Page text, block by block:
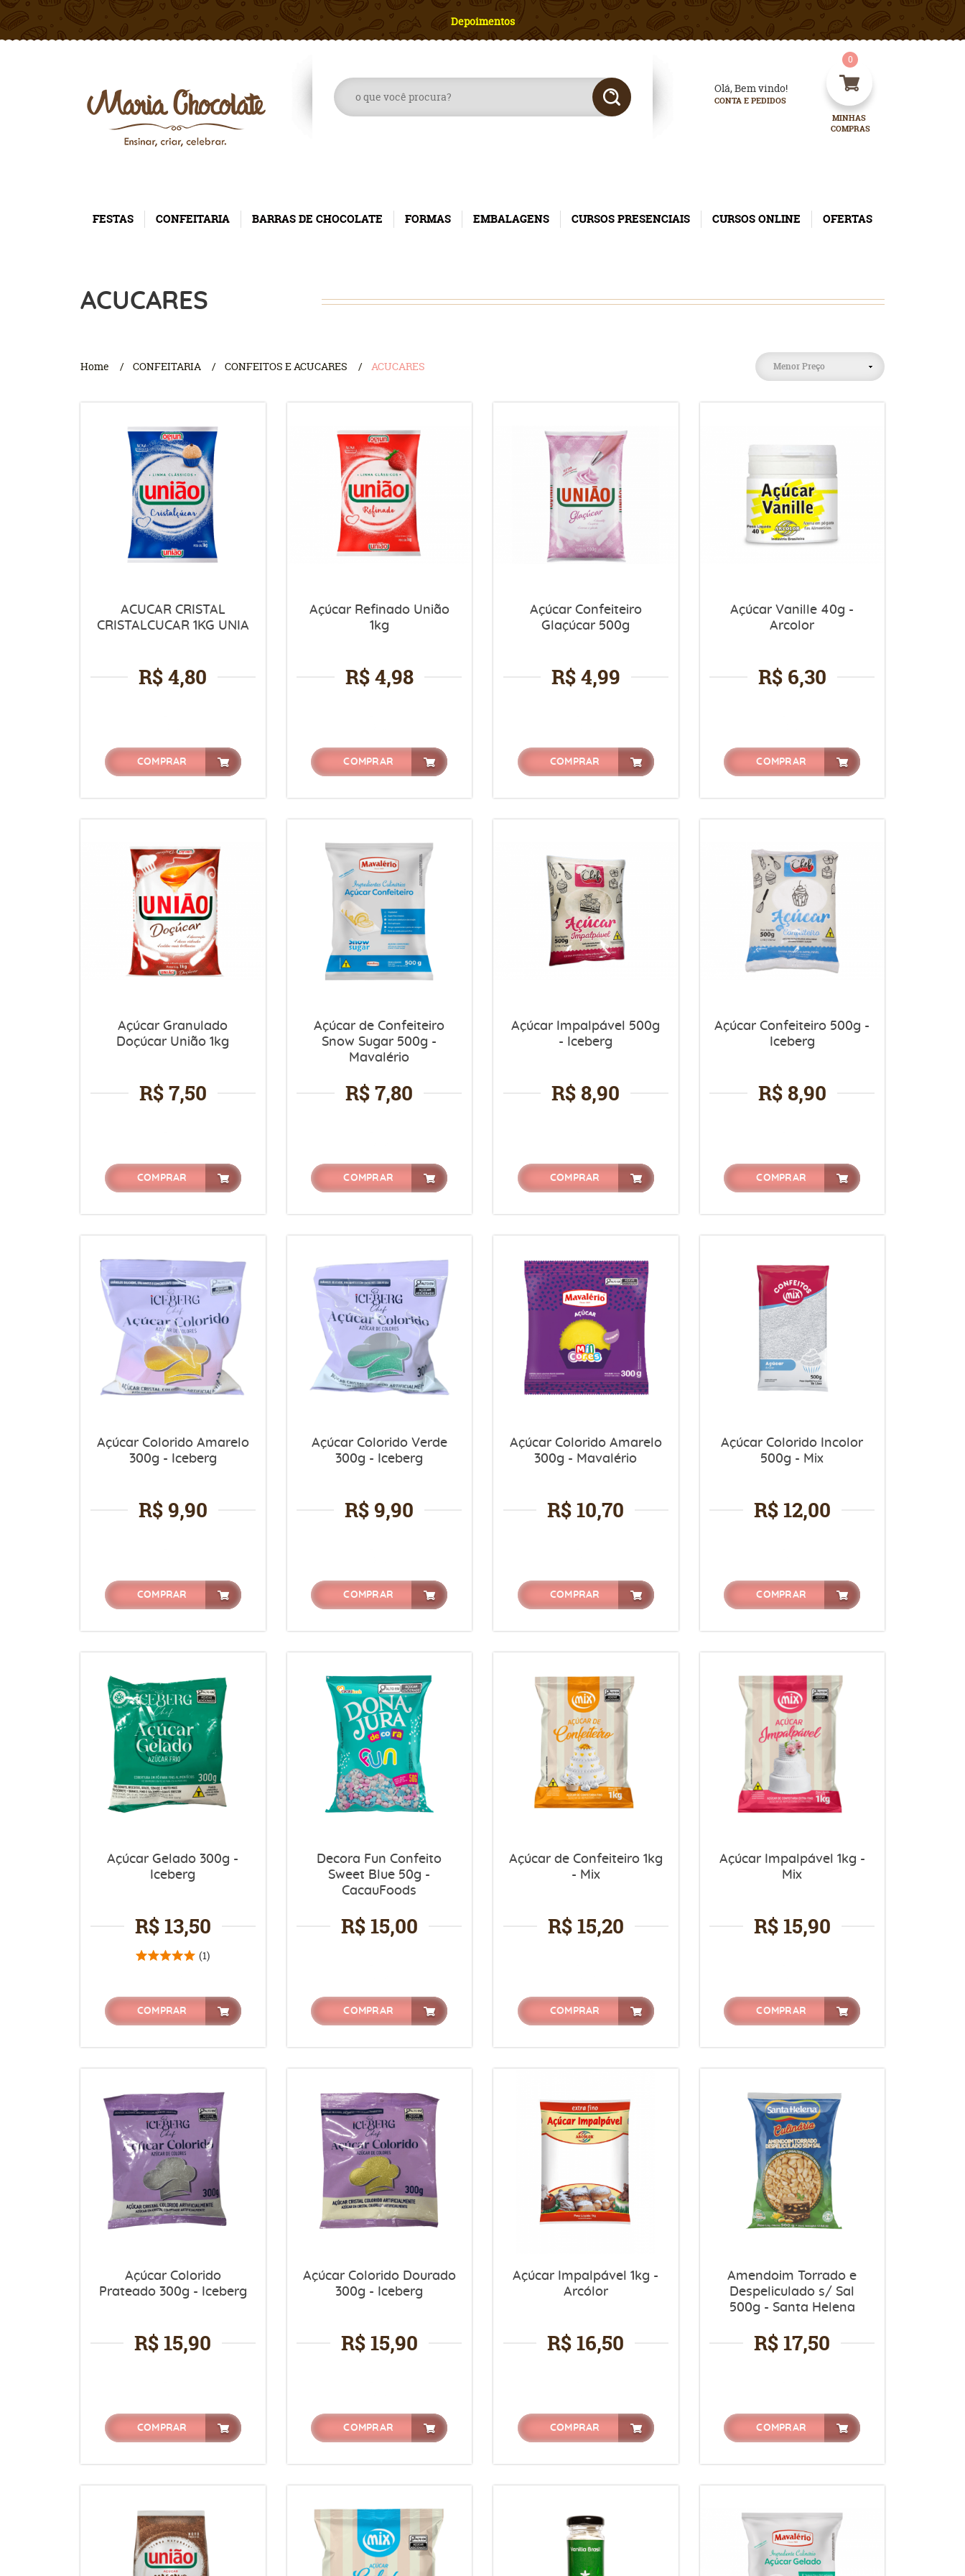
Depoimentos
Olá, Bem vindo!
CONTA E PEDIDOS
MINHAS
COMPRAS
0
FESTAS CONFEITARIA BARRAS DE CHOCOLATE FORMAS EMBALAGENS CURSOS PRESENCIAIS CURSOS ONLINE OFERTAS
ACUCARES
Home CONFEITARIA CONFEITOS E ACUCARES ACUCARES Menor Preço
ACUCAR CRISTAL
CRISTALCUCAR 1KG UNIA
R$ 4,80
COMPRAR
Açúcar Refinado União
1kg
R$ 4,98
COMPRAR
Açúcar Confeiteiro
Glaçúcar 500g
R$ 4,99
COMPRAR
Açúcar Vanille 40g -
Arcolor
R$ 6,30
COMPRAR
Açúcar Granulado
Doçúcar União 1kg
R$ 7,50
COMPRAR
Açúcar de Confeiteiro
Snow Sugar 500g -
Mavalério
R$ 7,80
COMPRAR
Açúcar Impalpável 500g
- Iceberg
R$ 8,90
COMPRAR
Açúcar Confeiteiro 500g -
Iceberg
R$ 8,90
COMPRAR
Açúcar Colorido Amarelo
300g - Iceberg
R$ 9,90
COMPRAR
Açúcar Colorido Verde
300g - Iceberg
R$ 9,90
COMPRAR
Açúcar Colorido Amarelo
300g - Mavalério
R$ 10,70
COMPRAR
Açúcar Colorido Incolor
500g - Mix
R$ 12,00
COMPRAR
Açúcar Gelado 300g -
Iceberg
R$ 13,50
(1)
COMPRAR
Decora Fun Confeito
Sweet Blue 50g -
CacauFoods
R$ 15,00
COMPRAR
Açúcar de Confeiteiro 1kg
- Mix
R$ 15,20
COMPRAR
Açúcar Impalpável 1kg -
Mix
R$ 15,90
COMPRAR
Açúcar Colorido
Prateado 300g - Iceberg
R$ 15,90
COMPRAR
Açúcar Colorido Dourado
300g - Iceberg
R$ 15,90
COMPRAR
Açúcar Impalpável 1kg -
Arcólor
R$ 16,50
COMPRAR
Amendoim Torrado e
Despeliculado s/ Sal
500g - Santa Helena
R$ 17,50
COMPRAR